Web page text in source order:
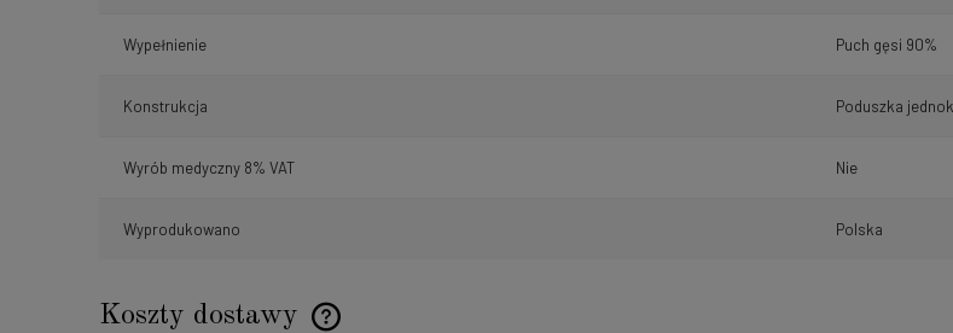
Wypełnienie Puch gęsi 90%
Konstrukcja Poduszka
Wyrób medyczny 8% VAT Nie
Wyprodukowano Polska
Koszty dostawy